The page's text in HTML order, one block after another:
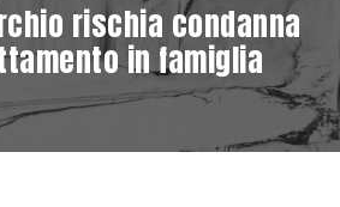
rischia condanna
in famiglia